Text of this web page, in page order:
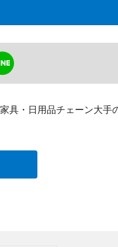
具・日用品チェーン大手